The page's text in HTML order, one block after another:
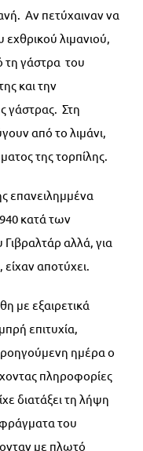
Αν πετύχαιναν να
λιμανιού,
τη γάστρα του
και την
γάστρας. Στη
από το λιμάνι,
της τορπίλης.
επανειλημμένα
κατά των
Γιβραλτάρ αλλά, για
αποτύχει.
με εξαιρετικά
επιτυχία,
ημέρα ο
πληροφορίες
διατάξει τη λήψη
του
με πλωτό